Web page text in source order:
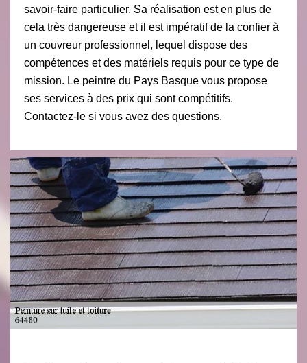
savoir-faire particulier. Sa réalisation est en plus de
cela très dangereuse et il est impératif de la confier à
un couvreur professionnel, lequel dispose des
compétences et des matériels requis pour ce type de
mission. Le peintre du Pays Basque vous propose
ses services à des prix qui sont compétitifs.
Contactez-le si vous avez des questions.